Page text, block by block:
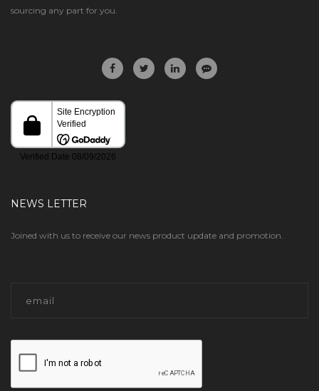
sourcing any part for you.
NEWS LETTER
Joined with us to receive our news product update and promotion.